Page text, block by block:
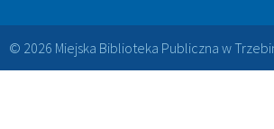
© 2026 Miejska Biblioteka Publiczna w